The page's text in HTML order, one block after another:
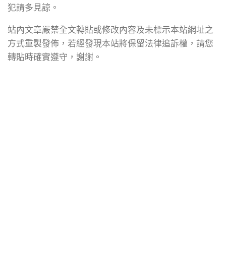
犯請多見諒。
站內文章嚴禁全文轉貼或修改內容及未標示本站網址之
方式重製發佈，若經發現本站將保留法律追訴權，請您
轉貼時確實遵守，謝謝。